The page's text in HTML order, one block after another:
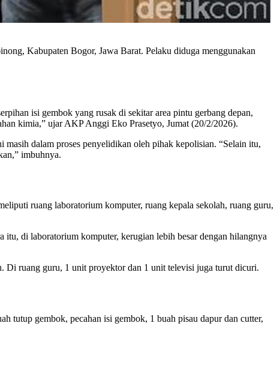
Kabupaten Bogor, Jawa Barat. Pelaku diduga menggunakan
isi gembok yang rusak di sekitar area pintu gerbang depan,
kimia,” ujar AKP Anggi Eko Prasetyo, Jumat (20/2/2026).
dalam proses penyelidikan oleh pihak kepolisian. “Selain itu,
imbuhnya.
ruang laboratorium komputer, ruang kepala sekolah, ruang guru,
itu, di laboratorium komputer, kerugian lebih besar dengan hilangnya
Di ruang guru, 1 unit proyektor dan 1 unit televisi juga turut dicuri.
tutup gembok, pecahan isi gembok, 1 buah pisau dapur dan cutter,